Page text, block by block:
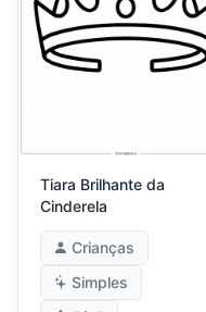
Tiara Brilhante da
Cinderela
Crianças
Simples